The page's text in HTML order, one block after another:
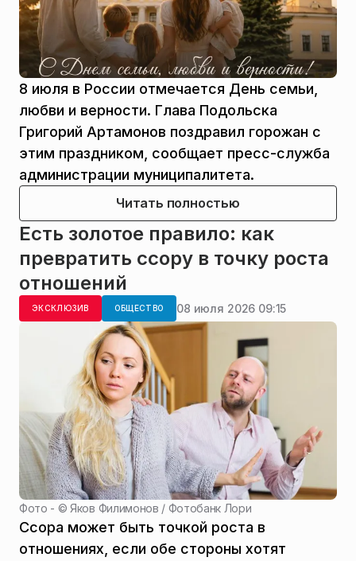
8 июля в России отмечается День семьи,
любви и верности. Глава Подольска
Григорий Артамонов поздравил горожан с
этим праздником, сообщает пресс-служба
администрации муниципалитета.
Читать полностью
Есть золотое правило: как
превратить ссору в точку роста
отношений
ЭКСКЛЮЗИВ ОБЩЕСТВО 08 июля 2026 09:15
Фото - ©Яков Филимонов / Фотобанк Лори
Ссора может быть точкой роста в
отношениях, если обе стороны хотят